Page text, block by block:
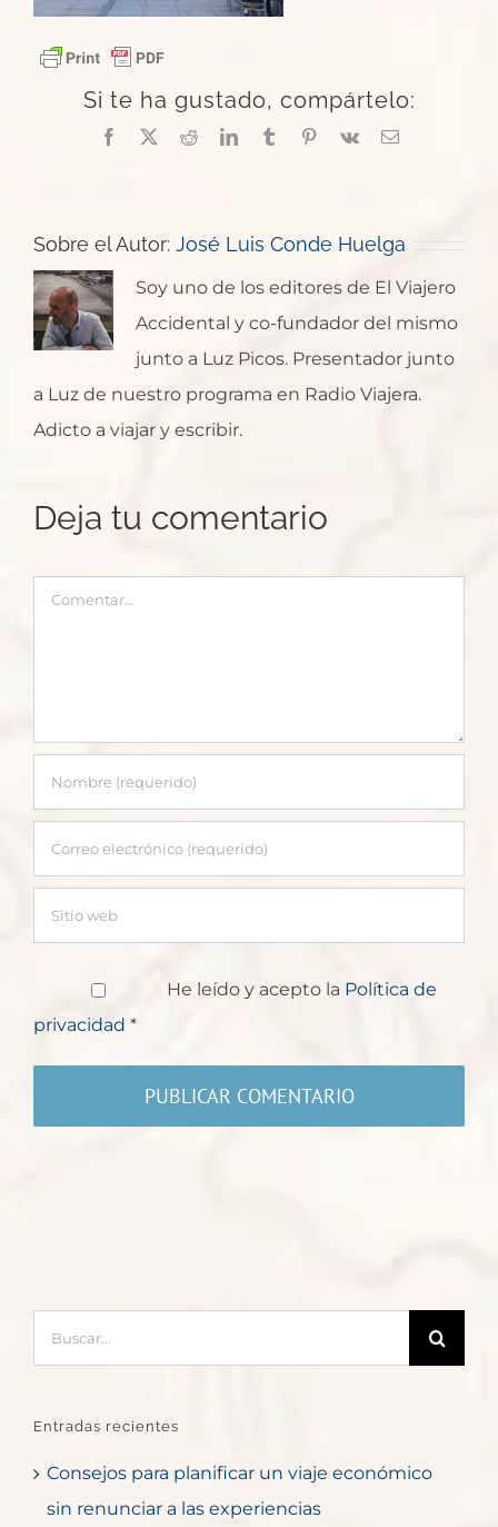
Si te ha gustado, compártelo:
Facebook
X RedditLinkedInTumblrPinterest
Vk
Correo
Sobre el Autor: José Luis Conde Huelga
Soy uno de los editores de El Viajero
Accidental y co-fundador del mismo
junto a Luz Picos. Presentador junto
a Luz de nuestro programa en Radio Viajera.
Adicto a viajar y escribir.
Deja tu comentario
Comentar
He leído y acepto la Política de
privacidad *
Entradas recientes
Consejos para planificar un viaje económico
sin renunciar a las experiencias